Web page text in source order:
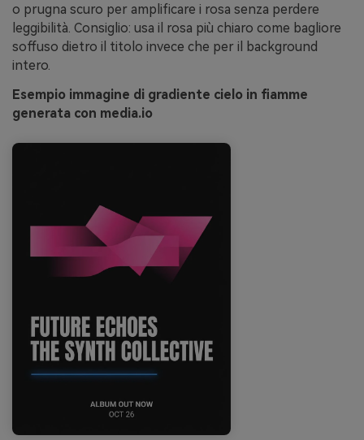
o prugna scuro per amplificare i rosa senza perdere
leggibilità. Consiglio: usa il rosa più chiaro come bagliore
soffuso dietro il titolo invece che per il background
intero.
Esempio immagine di gradiente cielo in fiamme
generata con media.io